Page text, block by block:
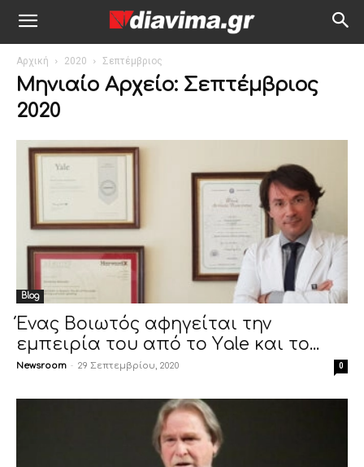
Αρχική 2020 Σεπτέμβριος
Μηνιαίο Αρχείο: Σεπτέμβριος
2020
Blog
Ένας Βοιωτός αφηγείται την
εμπειρία του από το Υale και το...
Newsroom - 29 Σεπτεμβρίου, 2020 0